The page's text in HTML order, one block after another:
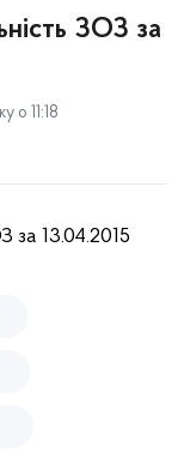
ЗОЗ за
о 11:18
за 13.04.2015